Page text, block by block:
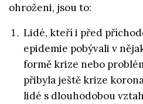
ohroženi, jsou to:
Lidé, kteří i před
epidemie pobývali v
formě krize nebo
přibyla ještě krize
lidé s dlouhodobou